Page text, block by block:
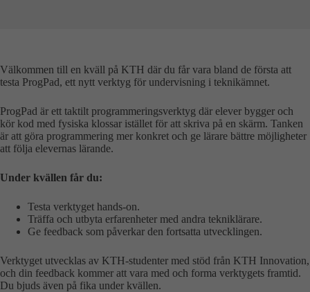
Välkommen till en kväll på KTH där du får vara bland de första att
testa ProgPad, ett nytt verktyg för undervisning i teknikämnet.
ProgPad är ett taktilt programmeringsverktyg där elever bygger och
kör kod med fysiska klossar istället för att skriva på en skärm. Tanken
är att göra programmering mer konkret och ge lärare bättre möjligheter
att följa elevernas lärande.
Under kvällen får du:
Testa verktyget hands-on.
Träffa och utbyta erfarenheter med andra tekniklärare.
Ge feedback som påverkar den fortsatta utvecklingen.
Verktyget utvecklas av KTH-studenter med stöd från KTH Innovation,
och din feedback kommer att vara med och forma verktygets framtid.
Du bjuds även på fika under kvällen.